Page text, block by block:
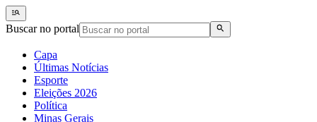
Buscar no portal
Capa
Últimas Notícias
Esporte
Eleições 2026
Política
Minas Gerais